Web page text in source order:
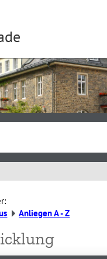
Anliegen A - Z